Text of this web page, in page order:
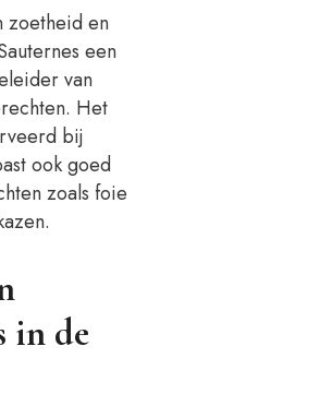
zoetheid en
een
van
Het
bij
ook goed
zoals foie
in de